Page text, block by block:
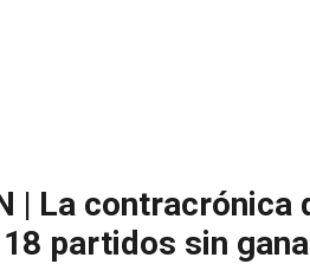
| La
partidos sin